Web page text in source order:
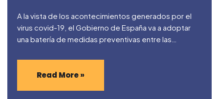
A la vista de los acontecimientos generados por el
virus covid-19, el Gobierno de España va a adoptar
una batería de medidas preventivas entre las…
Read More »